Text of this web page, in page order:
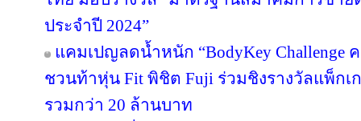
ประจำปี 2024”
แคมเปญลดน้ำหนัก “BodyKey Challenge
ชวนท้าหุ่น Fit พิชิต Fuji ร่วมชิงรางวัลแพ็กเ
รวมกว่า 20 ล้านบาท